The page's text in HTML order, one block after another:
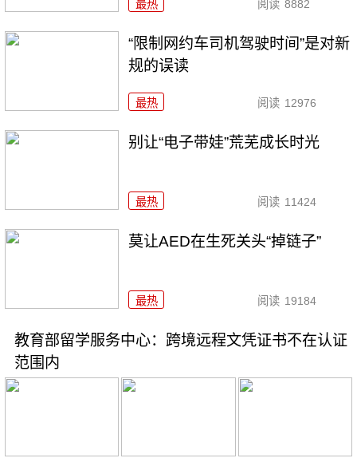
最热 阅读 8882
“限制网约车司机驾驶时间”是对新
规的误读
最热 阅读 12976
别让“电子带娃”荒芜成长时光
最热 阅读 11424
莫让AED在生死关头“掉链子”
最热 阅读 19184
教育部留学服务中心：跨境远程文凭证书不在认证
范围内